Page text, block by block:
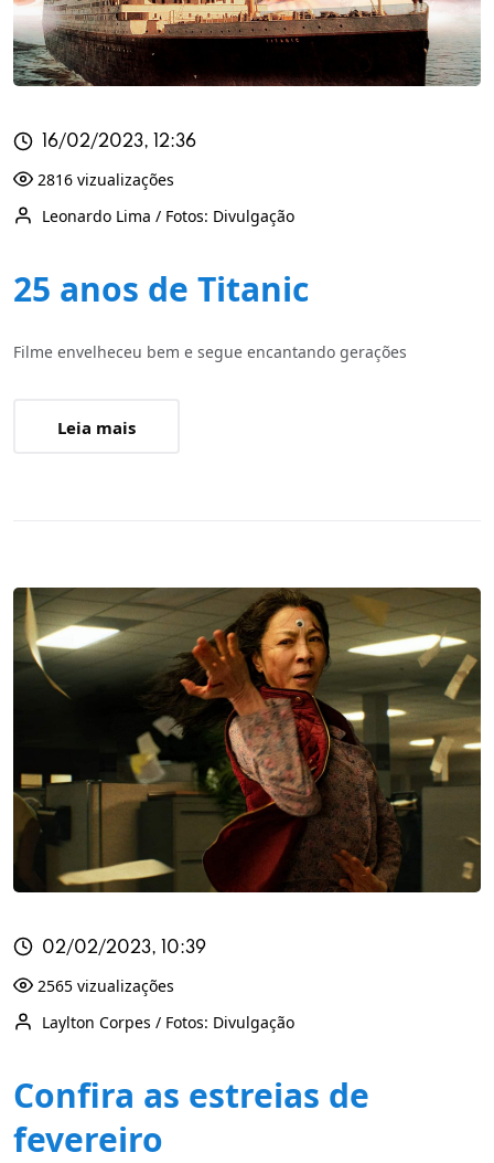
16/02/2023, 12:36
2816 vizualizações
Leonardo Lima / Fotos: Divulgação
25 anos de Titanic
Filme envelheceu bem e segue encantando gerações
Leia mais
02/02/2023, 10:39
2565 vizualizações
Laylton Corpes / Fotos: Divulgação
Confira as estreias de
fevereiro